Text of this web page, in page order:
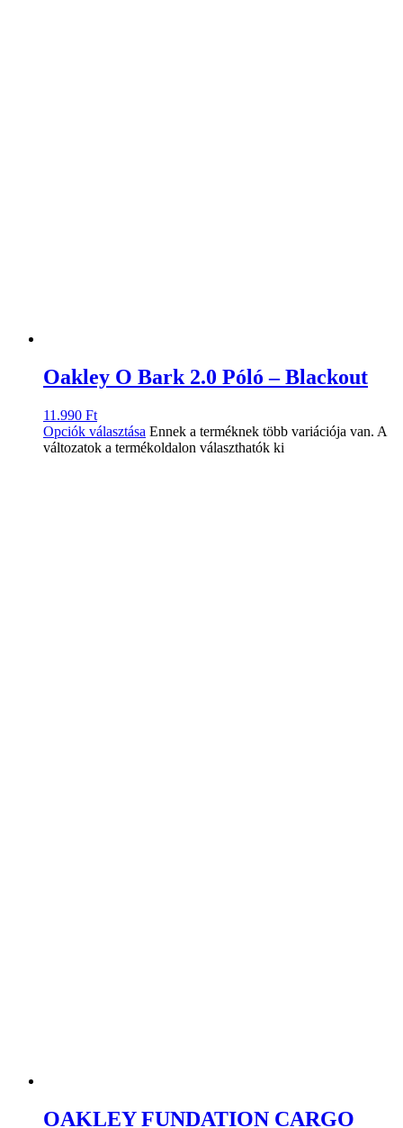
Oakley O Bark 2.0 Póló – Blackout
11.990 Ft
Opciók választása Ennek a terméknek több variációja van. A
változatok a termékoldalon választhatók ki
OAKLEY FUNDATION CARGO